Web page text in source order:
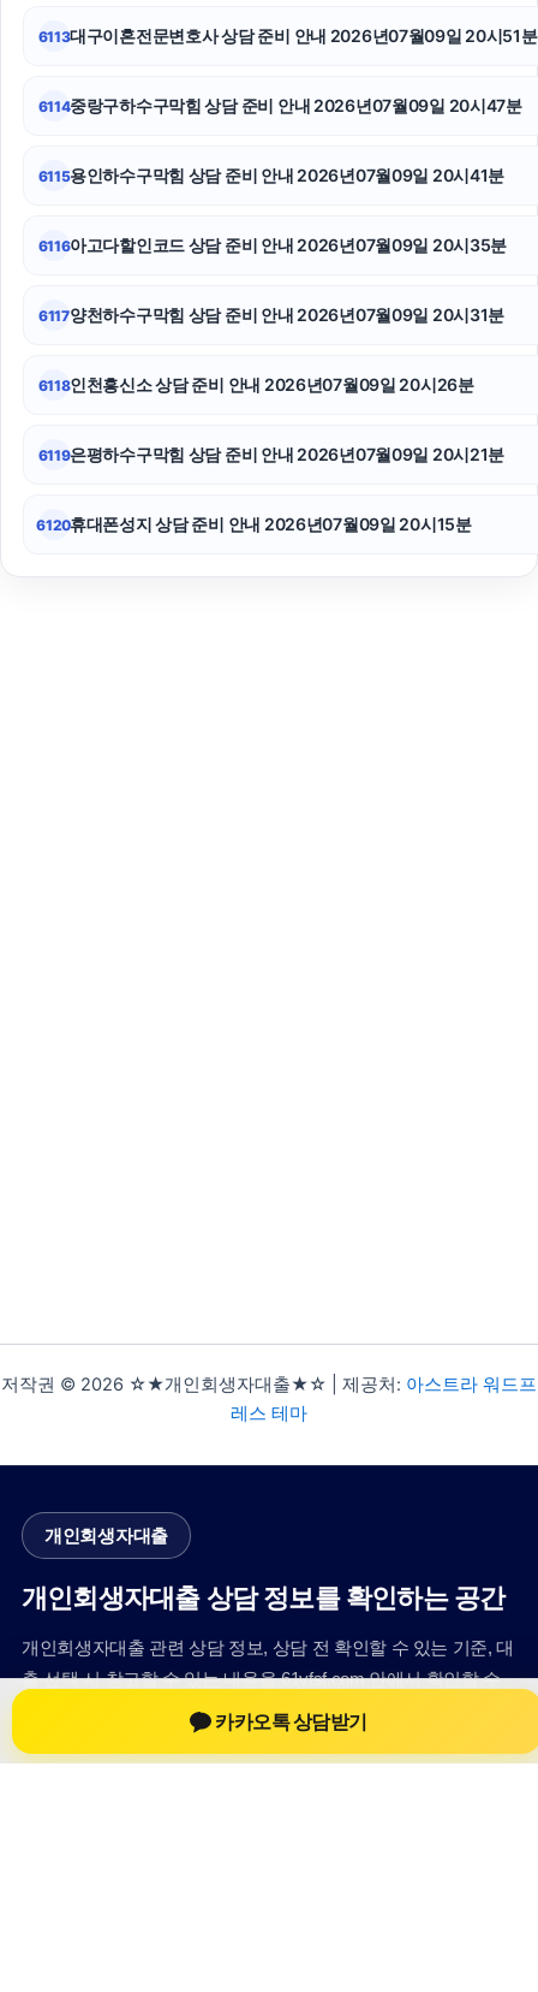
인스타그램 좋아요
말기암요양병원
6113대구이혼전문변호사 상담 준비 안내 2026년07월09일 20시51분
6114중랑구하수구막힘 상담 준비 안내 2026년07월09일 20시47분
6115용인하수구막힘 상담 준비 안내 2026년07월09일 20시41분
6116아고다할인코드 상담 준비 안내 2026년07월09일 20시35분
6117양천하수구막힘 상담 준비 안내 2026년07월09일 20시31분
6118인천흥신소 상담 준비 안내 2026년07월09일 20시26분
6119은평하수구막힘 상담 준비 안내 2026년07월09일 20시21분
6120휴대폰성지 상담 준비 안내 2026년07월09일 20시15분
저작권 © 2026 ☆★개인회생자대출★☆ | 제공처: 아스트라 워드프
레스 테마
개인회생자대출
개인회생자대출 상담 정보를 확인하는 공간
개인회생자대출 관련 상담 정보, 상담 전 확인할 수 있는 기준, 대
출 선택 시 참고할 수 있는 내용을 61yfsf.com 안에서 확인할 수
있도록 구성했습니다. 본 사이트의 내용은 일반 정보 제공을 위
카카오톡 상담받기